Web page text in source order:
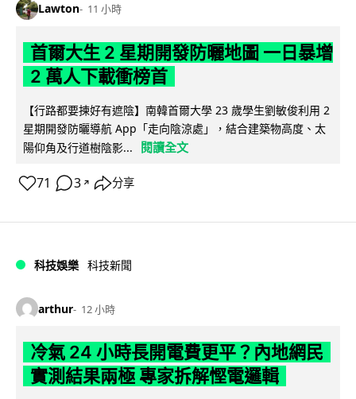
Lawton 11 小時
首爾大生 2 星期開發防曬地圖 一日暴增
2 萬人下載衝榜首
【行路都要揀好有遮陰】南韓首爾大學 23 歲學生劉敏俊利用 2
星期開發防曬導航 App「走向陰涼處」，結合建築物高度、太
陽仰角及行道樹陰影...
閱讀全文
71 3 ↗ 分享
科技娛樂 科技新聞
arthur 12 小時
冷氣 24 小時長開電費更平？內地網民
實測結果兩極 專家拆解慳電邏輯